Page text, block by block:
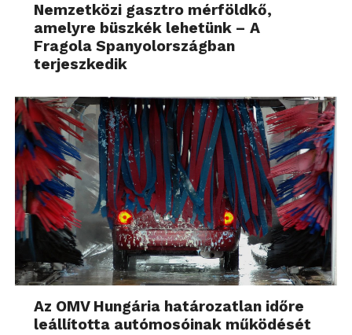
Nemzetközi gasztro mérföldkő,
amelyre büszkék lehetünk – A
Fragola Spanyolországban
terjeszkedik
Az OMV Hungária határozatlan időre
leállította autómosóinak működését